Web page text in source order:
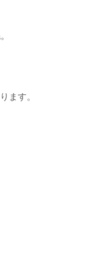
ます。